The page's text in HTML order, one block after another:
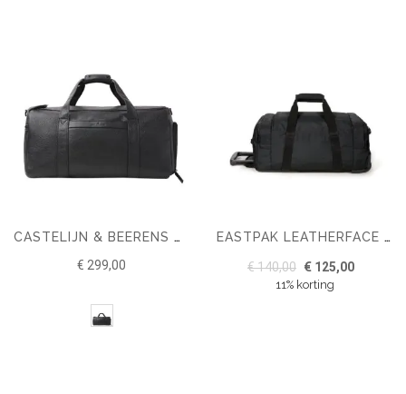
CASTELIJN & BEERENS NOVEMBER WEEKENDER
€ 299,00
EASTPAK LEATHERFACE S
€ 140,00 € 125,00
11% korting